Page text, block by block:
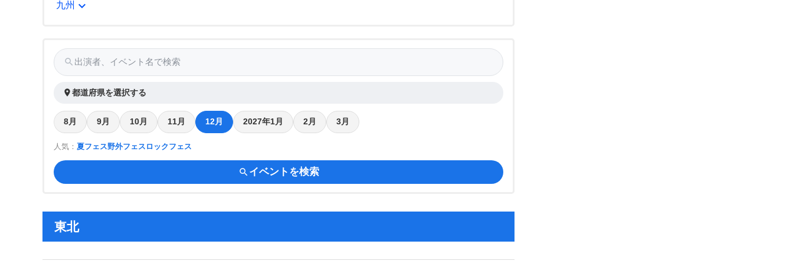
九州 expand_more
search 出演者、イベント名で検索
place 都道府県を選択する
8月 9月 10月 11月 12月 2027年1月 2月 3月
人気： 夏フェス野外フェス ロックフェス
search イベントを検索
東北